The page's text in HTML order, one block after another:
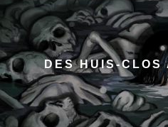
DES HUIS-CLOS